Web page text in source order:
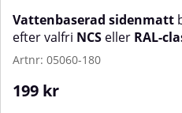
Vattenbaserad sidenmatt
efter valfri NCS eller RAL-
Artnr: 05060-180
199 kr